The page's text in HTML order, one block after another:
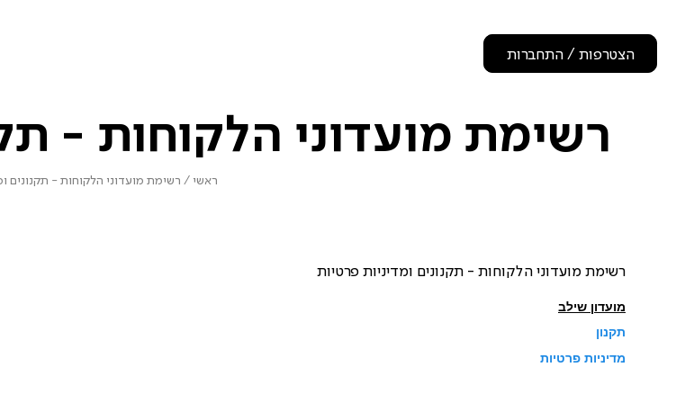
הצטרפות / התחברות
רשימת מועדוני הלקוחות -
ראשי / רשימת מועדוני הלקוחות - תקנונים
רשימת מועדוני הלקוחות - תקנונים ומדיניות פרטיות
מועדון שילב
תקנון
מדיניות פרטיות